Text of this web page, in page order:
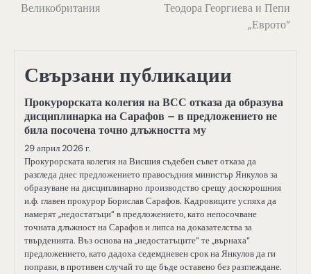
Великобритания
Теодора Георгиева и Пепи
„Еврото“
Свързани публикации
Прокурорската колегия на ВСС отказа да образува
дисциплинарка на Сарафов – в предложението не
била посочена точно длъжността му
29 април 2026 г.
Прокурорската колегия на Висшия съдебен съвет отказа да
разгледа днес предложението правосъдния министър Янкулов за
образуване на дисциплинарно производство срещу доскорошния
и.ф. главен прокурор Борислав Сарафов. Кадровиците успяха да
намерят „недостатъци“ в предложението, като непосочване
точната длъжност на Сарафов и липса на доказателства за
твърденията. Въз основа на „недостатъците“ те „върнаха“
предложението, като дадоха седемдневен срок на Янкулов да ги
поправи, в противен случай то ще бъде оставено без разглеждане.